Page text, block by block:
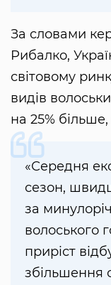
За словами
Рибалко,
світовому
видів
на 25%
«Середня
сезон,
за
волоського
приріст
збільшення